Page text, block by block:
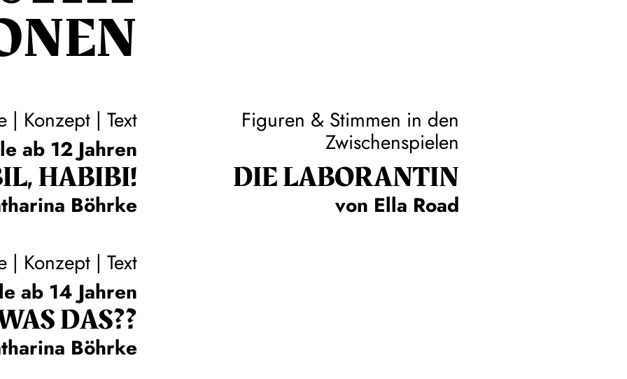
| Konzept | Text
ab 12 Jahren
HABIBI!
Böhrke
| Konzept | Text
ab 14 Jahren
DAS??
Böhrke
Figuren & Stimmen in den
Zwischenspielen
DIE LA­BO­RAN­TIN
von Ella Road